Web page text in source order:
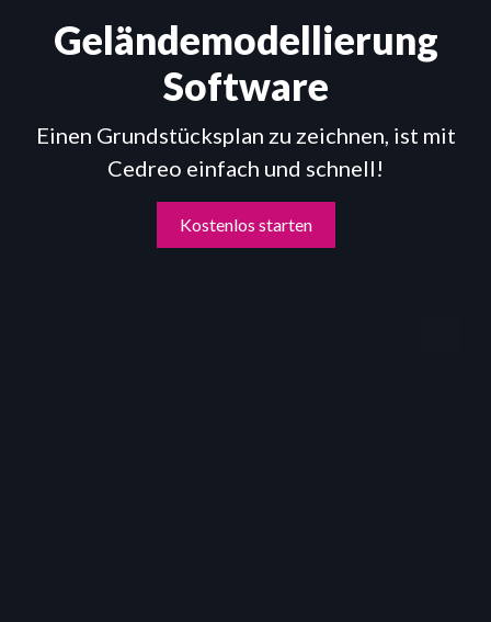
Geländemodellierung
Software
Einen Grundstücksplan zu zeichnen, ist mit
Cedreo einfach und schnell!
Kostenlos starten